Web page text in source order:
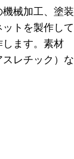
械加工、塗装
トを製作して
ます。素材
レチック）な